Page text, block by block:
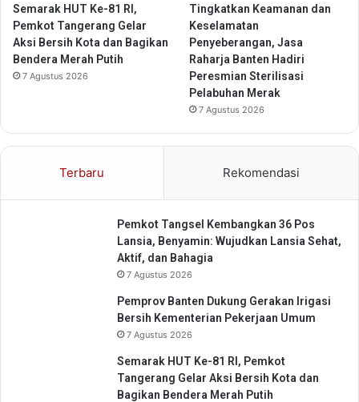
l
D
i
s
i
n
Semarak HUT Ke-81 RI,
Pemkot Tangerang Gelar
Aksi Bersih Kota dan Bagikan
Bendera Merah Putih
7 Agustus 2026
Tingkatkan Keamanan dan
Keselamatan
Penyeberangan, Jasa
Raharja Banten Hadiri
Peresmian Sterilisasi
Pelabuhan Merak
7 Agustus 2026
Terbaru Rekomendasi
Pemkot Tangsel Kembangkan 36 Pos
Lansia, Benyamin: Wujudkan Lansia Sehat,
Aktif, dan Bahagia
7 Agustus 2026
Pemprov Banten Dukung Gerakan Irigasi
Bersih Kementerian Pekerjaan Umum
7 Agustus 2026
Semarak HUT Ke-81 RI, Pemkot
Tangerang Gelar Aksi Bersih Kota dan
Bagikan Bendera Merah Putih